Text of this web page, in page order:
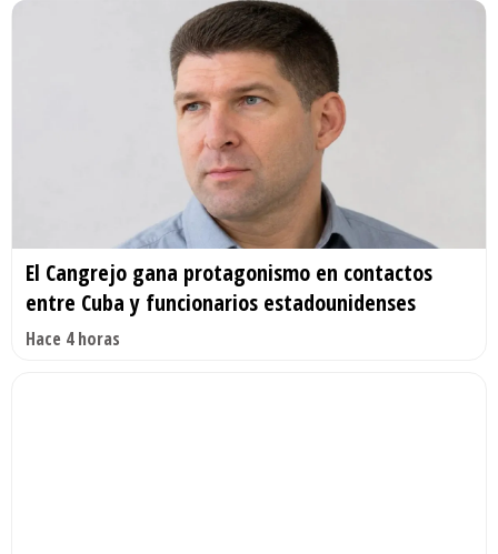
El Cangrejo gana protagonismo en contactos
entre Cuba y funcionarios estadounidenses
Hace 4 horas